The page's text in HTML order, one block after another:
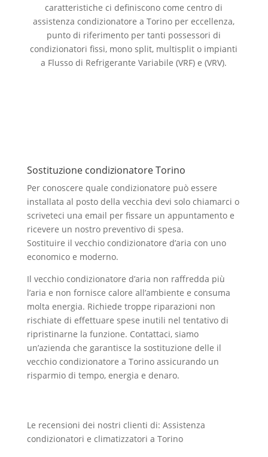
caratteristiche ci definiscono come centro di
assistenza condizionatore a Torino per eccellenza,
punto di riferimento per tanti possessori di
condizionatori fissi, mono split, multisplit o impianti
a Flusso di Refrigerante Variabile (VRF) e (VRV).
Sostituzione condizionatore Torino
Per conoscere quale condizionatore può essere
installata al posto della vecchia devi solo chiamarci o
scriveteci una email per fissare un appuntamento e
ricevere un nostro preventivo di spesa.
Sostituire il vecchio condizionatore d’aria con uno
economico e moderno.
Il vecchio condizionatore d’aria non raffredda più
l’aria e non fornisce calore all’ambiente e consuma
molta energia. Richiede troppe riparazioni non
rischiate di effettuare spese inutili nel tentativo di
ripristinarne la funzione. Contattaci, siamo
un’azienda che garantisce la sostituzione delle il
vecchio condizionatore a Torino assicurando un
risparmio di tempo, energia e denaro.
Le recensioni dei nostri clienti di: Assistenza
condizionatori e climatizzatori a Torino